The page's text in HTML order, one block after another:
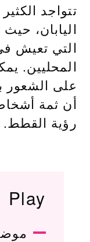
تتواجد
اليابان،
التي تعيش
المحليين.
على الشعور
أن ثمة
رؤية القطط.
Play